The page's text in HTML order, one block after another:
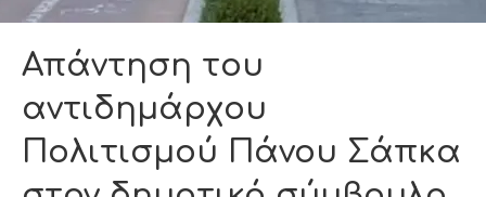
Απάντηση του
αντιδημάρχου
Πολιτισμού Πάνου Σάπκα